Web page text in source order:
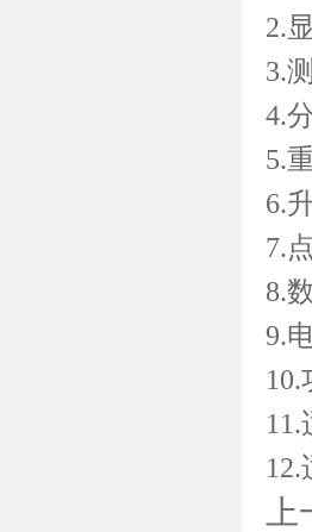
2.
3.
4.
5.
6.
7.
8.
9.